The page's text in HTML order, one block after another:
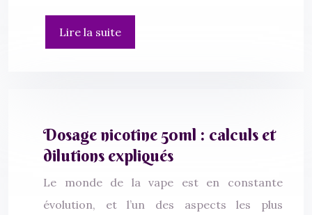
Lire la suite
Dosage nicotine 50ml : calculs et
dilutions expliqués
Le monde de la vape est en constante
évolution, et l’un des aspects les plus